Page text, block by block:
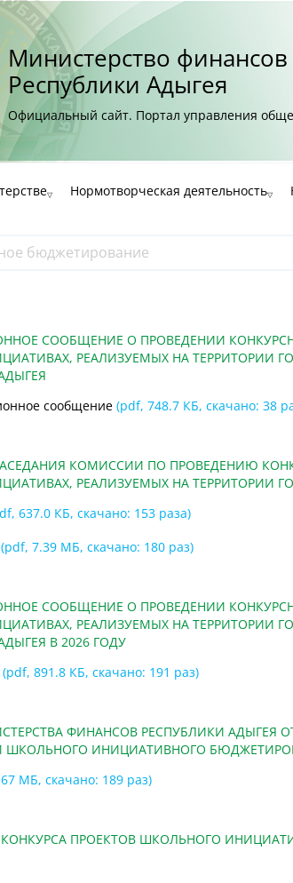
Министерство финансов
Республики Адыгея
Официальный сайт. Портал управления
Нормотворческая деятельность
бюджетирование
СООБЩЕНИЕ О ПРОВЕДЕНИИ
РЕАЛИЗУЕМЫХ НА ТЕРРИТОРИИ
сообщение (pdf, 748.7 КБ, скачано: 38
КОМИССИИ ПО ПРОВЕДЕНИЮ
РЕАЛИЗУЕМЫХ НА ТЕРРИТОРИИ
637.0 КБ, скачано: 153 раза)
(pdf, 7.39 МБ, скачано: 180 раз)
СООБЩЕНИЕ О ПРОВЕДЕНИИ
РЕАЛИЗУЕМЫХ НА ТЕРРИТОРИИ
В 2026 ГОДУ
(pdf, 891.8 КБ, скачано: 191 раз)
ФИНАНСОВ РЕСПУБЛИКИ АДЫГЕЯ
ШКОЛЬНОГО ИНИЦИАТИВНОГО
МБ, скачано: 189 раз)
ПРОЕКТОВ ШКОЛЬНОГО